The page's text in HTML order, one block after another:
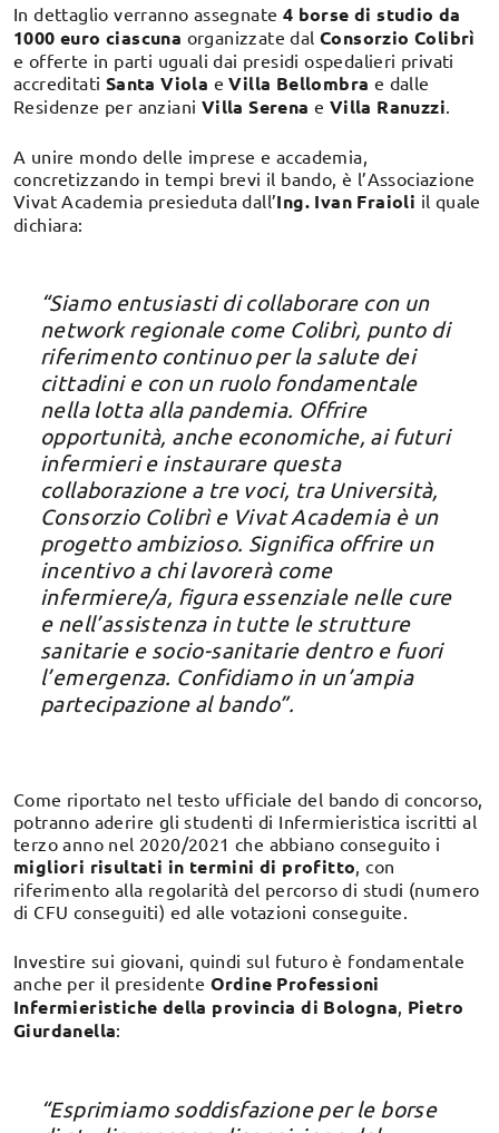
In dettaglio verranno assegnate 4 borse di studio da
1000 euro ciascuna organizzate dalConsorzio Colibrì
e offerte in parti uguali dai presidi ospedalieri privati
accreditati Santa Viola eVilla Bellombra e dalle
Residenze per anziani Villa Serena e Villa Ranuzzi
A unire mondo delle imprese e accademia,
concretizzando in tempi brevi il bando, è l’Associazione
Vivat Academia presieduta dall’Ing. Ivan Fraioli il quale
dichiara:
“Siamo entusiasti di collaborare con un
network regionale come Colibrì, punto di
riferimento continuo per la salute dei
cittadini e con un ruolo fondamentale
nella lotta alla pandemia. Offrire
opportunità, anche economiche, ai futuri
infermieri e instaurare questa
collaborazione a tre voci, tra Università,
Consorzio Colibrì e Vivat Academia è un
progetto ambizioso. Significa offrire un
incentivo a chi lavorerà come
infermiere/a, figura essenziale nelle cure
e nell’assistenza in tutte le strutture
sanitarie e socio-sanitarie dentro e fuori
l’emergenza. Confidiamo in un’ampia
partecipazione al bando”.
Come riportato nel testo ufficiale del bando di concorso,
potranno aderire gli studenti di Infermieristica iscritti al
terzo anno nel 2020/2021 che abbiano conseguito i
migliori risultati in termini di profitto , con
riferimento alla regolarità del percorso di studi (numero
di CFU conseguiti) ed alle votazioni conseguite.
Investire sui giovani, quindi sul futuro è fondamentale
anche per il presidente Ordine Professioni
Infermieristiche della provincia di Bologna Pietro
Giurdanella:
“Esprimiamo soddisfazione per le borse